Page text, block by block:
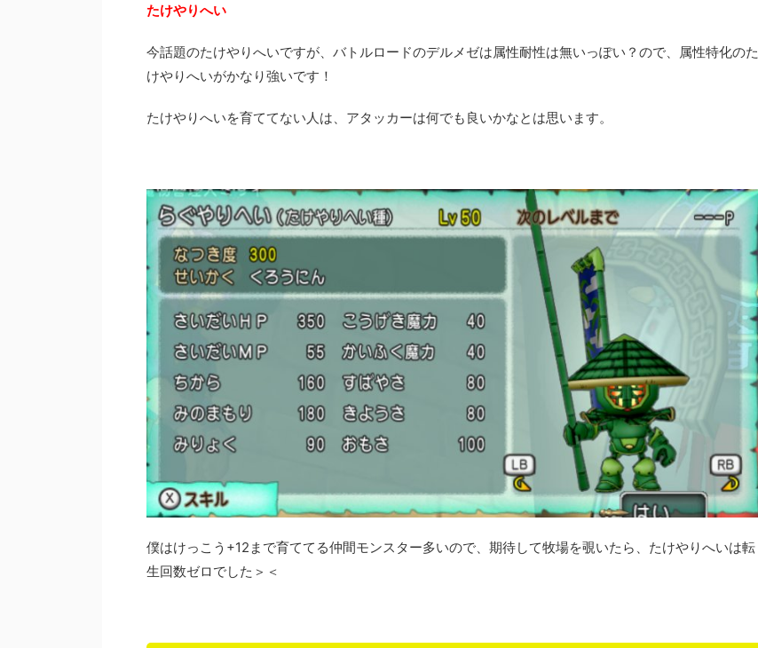
たけやりへい
今話題のたけやりへいですが、バトルロードのデルメゼは属性耐性は無いっぽい？ので、属性特化のた
けやりへいがかなり強いです！
たけやりへいを育ててない人は、アタッカーは何でも良いかなとは思います。
僕はけっこう+12まで育ててる仲間モンスター多いので、期待して牧場を覗いたら、たけやりへいは転
生回数ゼロでした＞＜